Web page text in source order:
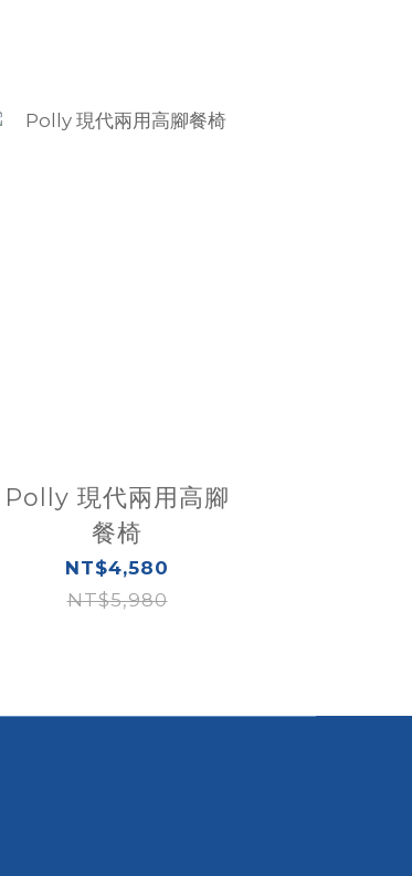
Polly 現代兩用高腳
餐椅
NT$4,580
NT$5,980